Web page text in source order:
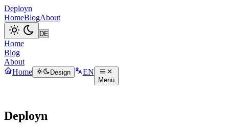
Deployn
HomeBlogAbout
Home
Blog
About
Home
Design EN
Menü
Deployn